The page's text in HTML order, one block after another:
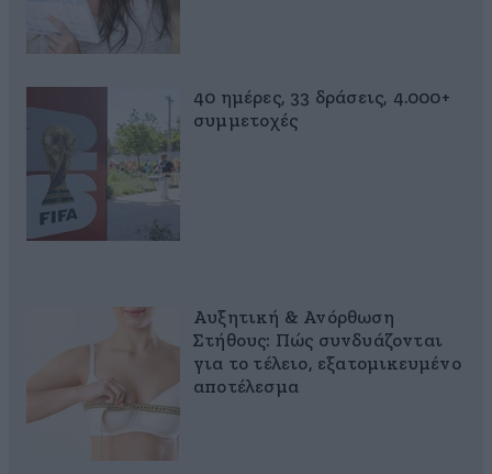
40 ημέρες, 33 δράσεις, 4.000+
συμμετοχές
Αυξητική & Ανόρθωση
Στήθους: Πώς συνδυάζονται
για το τέλειο, εξατομικευμένο
αποτέλεσμα